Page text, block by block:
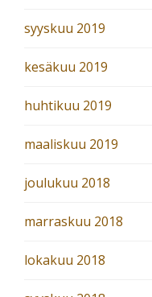
syyskuu 2019
kesäkuu 2019
huhtikuu 2019
maaliskuu 2019
joulukuu 2018
marraskuu 2018
lokakuu 2018